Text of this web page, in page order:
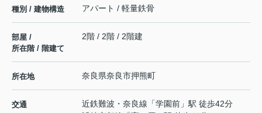
種別 / 建物構造 アパート / 軽量鉄骨
部屋 /
所在階 / 階建て
2階 / 2階 / 2階建
所在地 奈良県奈良市押熊町
交通 近鉄難波・奈良線 「学園前 」駅 徒歩42分